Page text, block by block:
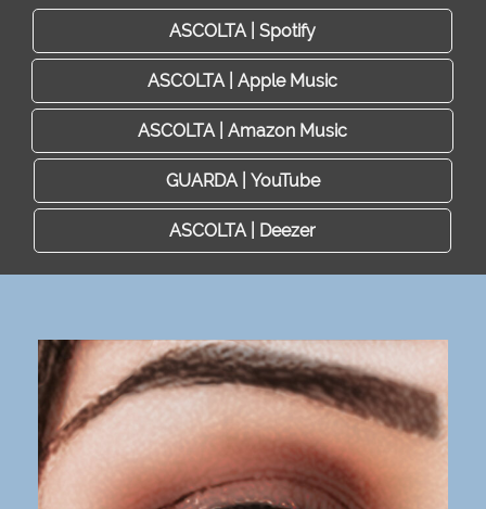
ASCOLTA | Spotify
ASCOLTA | Apple Music
ASCOLTA | Amazon Music
GUARDA | YouTube
ASCOLTA | Deezer